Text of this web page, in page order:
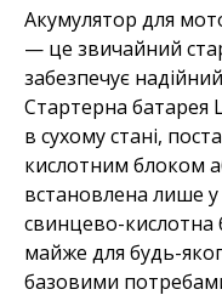
Акумулятор для
— це звичайний
забезпечує
Стартерна батарея
в сухому стані,
кислотним блоком
встановлена ​​лише
свинцево-кислотна
майже для будь-
базовими